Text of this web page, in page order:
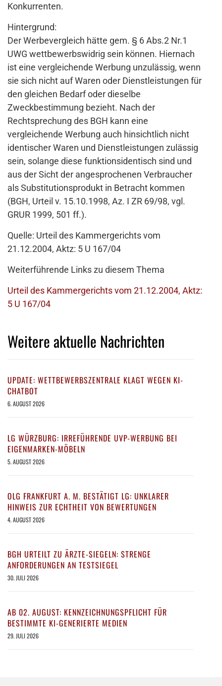
Konkurrenten.
Hintergrund:
Der Werbevergleich hätte gem. § 6 Abs.2 Nr.1
UWG wettbewerbswidrig sein können. Hiernach
ist eine vergleichende Werbung unzulässig, wenn
sie sich nicht auf Waren oder Dienstleistungen für
den gleichen Bedarf oder dieselbe
Zweckbestimmung bezieht. Nach der
Rechtsprechung des BGH kann eine
vergleichende Werbung auch hinsichtlich nicht
identischer Waren und Dienstleistungen zulässig
sein, solange diese funktionsidentisch sind und
aus der Sicht der angesprochenen Verbraucher
als Substitutionsprodukt in Betracht kommen
(BGH, Urteil v. 15.10.1998, Az. I ZR 69/98, vgl.
GRUR 1999, 501 ff.).
Quelle: Urteil des Kammergerichts vom
21.12.2004, Aktz: 5 U 167/04
Weiterführende Links zu diesem Thema
Urteil des Kammergerichts vom 21.12.2004, Aktz:
5 U 167/04
Weitere aktuelle Nachrichten
UPDATE: WETTBEWERBSZENTRALE KLAGT WEGEN KI-
CHATBOT
6. AUGUST 2026
LG WÜRZBURG: IRREFÜHRENDE UVP-WERBUNG BEI
EIGENMARKEN-MÖBELN
5. AUGUST 2026
OLG FRANKFURT A. M. BESTÄTIGT LG: UNKLARER
HINWEIS ZUR ECHTHEIT VON BEWERTUNGEN
4. AUGUST 2026
BGH URTEILT ZU ÄRZTE-SIEGELN: STRENGE
ANFORDERUNGEN AN TESTSIEGEL
30. JULI 2026
AB 02. AUGUST: KENNZEICHNUNGSPFLICHT FÜR
BESTIMMTE KI-GENERIERTE MEDIEN
29. JULI 2026